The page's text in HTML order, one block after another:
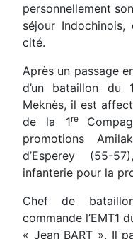
personnellement
séjour
cité.
Après un passage
d’un bataillon du
Meknès, il est
de la 1re
promotions
d’Esperey (55-
infanterie pour la
Chef de
commande l’EMT1
« Jean BART ». Il